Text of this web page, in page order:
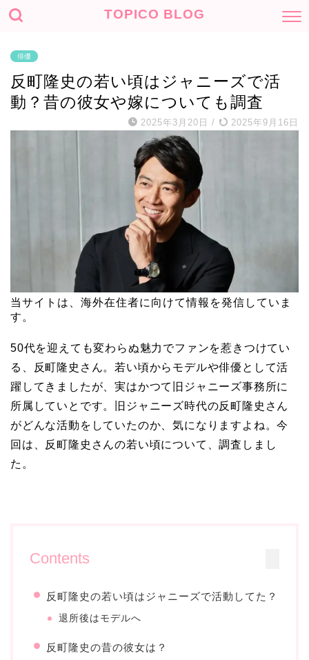
TOPICO BLOG
俳優
反町隆史の若い頃はジャニーズで活
動？昔の彼女や嫁についても調査
2025年3月20日 / 2025年9月16日
当サイトは、海外在住者に向けて情報を発信していま
す。
50代を迎えても変わらぬ魅力でファンを惹きつけてい
る、反町隆史さん。若い頃からモデルや俳優として活
躍してきましたが、実はかつて旧ジャニーズ事務所に
所属していとです。旧ジャニーズ時代の反町隆史さん
がどんな活動をしていたのか、気になりますよね。今
回は、反町隆史さんの若い頃について、調査しまし
た。
Contents
反町隆史の若い頃はジャニーズで活動してた？
退所後はモデルへ
反町隆史の昔の彼女は？